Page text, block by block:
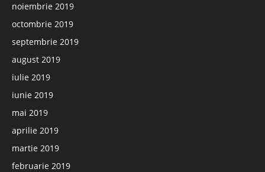
noiembrie 2019
octombrie 2019
septembrie 2019
august 2019
iulie 2019
iunie 2019
mai 2019
aprilie 2019
martie 2019
februarie 2019